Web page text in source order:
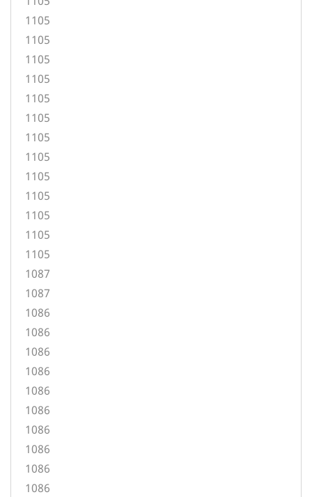
1105
1105
1105
1105
1105
1105
1105
1105
1105
1105
1105
1105
1105
1087
1087
1086
1086
1086
1086
1086
1086
1086
1086
1086
1086